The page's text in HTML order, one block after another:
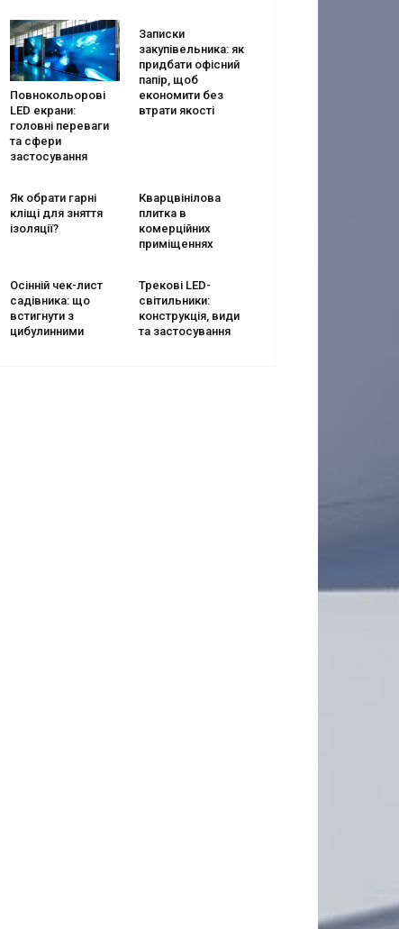
Повнокольорові
LED екрани:
головні переваги
та сфери
застосування
Записки
закупівельника: як
придбати офісний
папір, щоб
економити без
втрати якості
Як обрати гарні
кліщі для зняття
ізоляції?
Кварцвінілова
плитка в
комерційних
приміщеннях
Осінній чек-лист
садівника: що
встигнути з
цибулинними
Трекові LED-
світильники:
конструкція, види
та застосування